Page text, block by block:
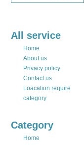
All service
Home
About us
Privacy policy
Contact us
Loacation require
category
Category
Home